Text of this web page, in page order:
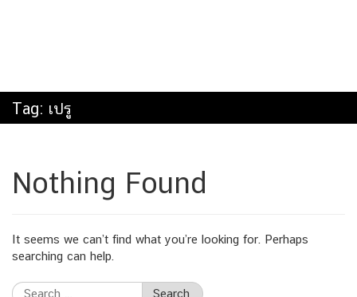
Tag: เปรู
Nothing Found
It seems we can’t find what you’re looking for. Perhaps
searching can help.
Search